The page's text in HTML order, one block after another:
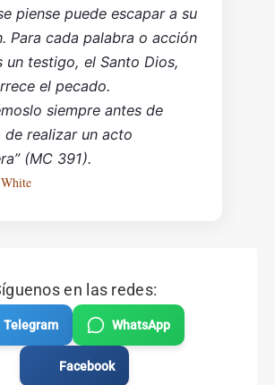
piense puede escapar a su
Para cada palabra o acción
un testigo, el Santo Dios,
el pecado.
siempre antes de
de realizar un acto
(MC 391).
en las redes:
Telegram WhatsApp
Facebook